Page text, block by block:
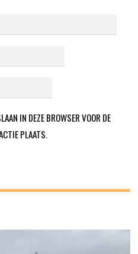
IN DEZE BROWSER VOOR DE
PLAATS.